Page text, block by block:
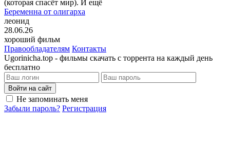
(которая спасёт мир). И ещё
Беременна от олигарха
леонид
28.06.26
хороший фильм
Правообладателям Контакты
Ugorinicha.top - фильмы скачать с торрента на каждый день
бесплатно
Войти на сайт
Не запоминать меня
Забыли пароль? Регистрация